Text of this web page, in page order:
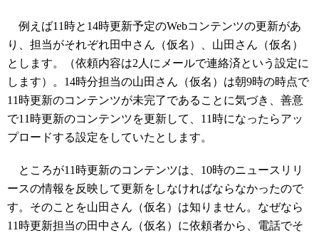
例えば11時と14時更新予定のWebコンテンツの更新があ
り、担当がそれぞれ田中さん（仮名）、山田さん（仮名）
とします。（依頼内容は2人にメールで連絡済という設定に
します）。14時分担当の山田さん（仮名）は朝9時の時点で
11時更新のコンテンツが未完了であることに気づき、善意
で11時更新のコンテンツを更新して、11時になったらアッ
プロードする設定をしていたとします。
ところが11時更新のコンテンツは、10時のニュースリリ
ースの情報を反映して更新をしなければならなかったので
す。そのことを山田さん（仮名）は知りません。なぜなら
11時更新担当の田中さん（仮名）に依頼者から、電話でそ